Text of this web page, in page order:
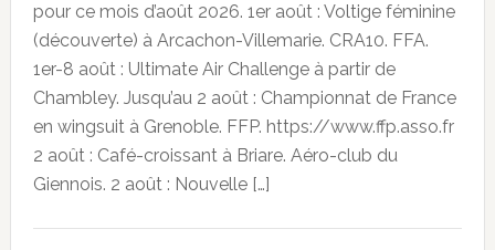
pour ce mois d’août 2026. 1er août : Voltige féminine
(découverte) à Arcachon-Villemarie. CRA10. FFA.
1er-8 août : Ultimate Air Challenge à partir de
Chambley. Jusqu’au 2 août : Championnat de France
en wingsuit à Grenoble. FFP. https://www.ffp.asso.fr
2 août : Café-croissant à Briare. Aéro-club du
Giennois. 2 août : Nouvelle […]